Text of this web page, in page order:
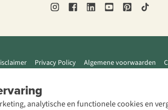
analytische en functionele cookies en
Privacy Policy Algemene voorwaarden